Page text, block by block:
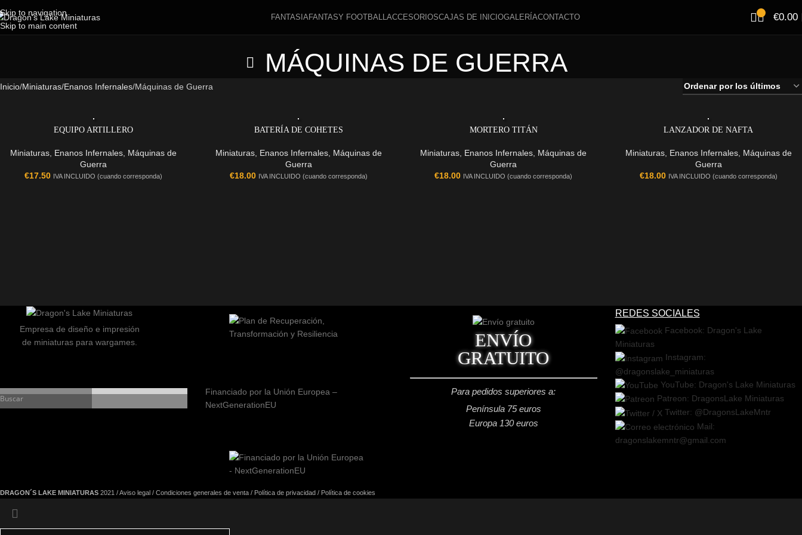
Skip to navigation
Skip to main content
FANTASIAFANTASY FOOTBALLACCESORIOSCAJAS DE INICIOGALERÍACONTACTO €0.00
MÁQUINAS DE GUERRA
Inicio Miniaturas Enanos Infernales Máquinas de Guerra
EQUIPO ARTILLERO
Miniaturas Enanos Infernales Máquinas de
Guerra
€17.50 IVA INCLUIDO (cuando corresponda)
BATERÍA DE COHETES
Miniaturas, Enanos Infernales, Máquinas de
Guerra
€18.00 IVA INCLUIDO (cuando corresponda)
MORTERO TITÁN
Miniaturas Enanos Infernales Máquinas de
Guerra
€18.00 IVA INCLUIDO (cuando corresponda)
LANZADOR DE NAFTA
Miniaturas, Enanos Infernales, Máquinas de
Guerra
€18.00 IVA INCLUIDO (cuando corresponda)
Empresa de diseño e impresión
de miniaturas para wargames.
Financiado por la Unión Europea –
NextGenerationEU
ENVÍO
GRATUITO
Para pedidos superiores a:
Península 75 euros
Europa 130 euros
REDES SOCIALES
Facebook: Dragon's Lake
Miniaturas
Instagram:
@dragonslake_miniaturas
YouTube: Dragon's Lake Miniaturas
Patreon: DragonsLake Miniaturas
Twitter: @DragonsLakeMntr
Mail:
dragonslakemntr@gmail.com
DRAGON´S LAKE MINIATURAS 2021 /Aviso legal / Condiciones generales de venta / Política de privacidad / Política de cookies